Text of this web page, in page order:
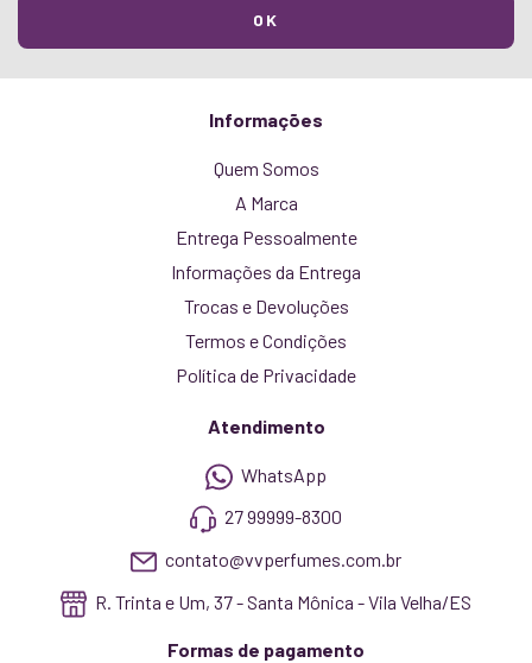
Informações
Quem Somos
A Marca
Entrega Pessoalmente
Informações da Entrega
Trocas e Devoluções
Termos e Condições
Política de Privacidade
Atendimento
WhatsApp
27 99999-8300
contato@vvperfumes.com.br
R. Trinta e Um, 37 - Santa Mônica - Vila Velha/ES
Formas de pagamento